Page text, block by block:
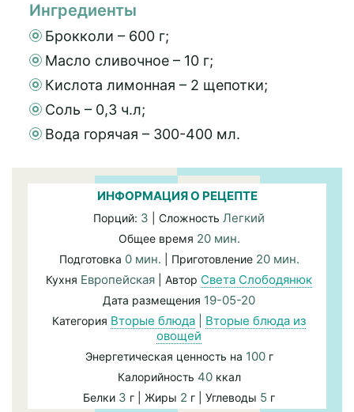
Ингредиенты
Брокколи – 600 г;
Масло сливочное – 10 г;
Кислота лимонная – 2 щепотки;
Соль – 0,3 ч.л;
Вода горячая – 300-400 мл.
ИНФОРМАЦИЯ О РЕЦЕПТЕ
Порций: 3 | Сложность Легкий
Общее время 20 мин.
Подготовка 0 мин. | Приготовление 20 мин.
Кухня Европейская | Автор Света Слободянюк
Дата размещения 19-05-20
Категория Вторые блюда
Вторые блюда из
овощей
Энергетическая ценность на 100г
Калорийность 40ккал
Белки 3 г | Жиры 2 г | Углеводы 5 г